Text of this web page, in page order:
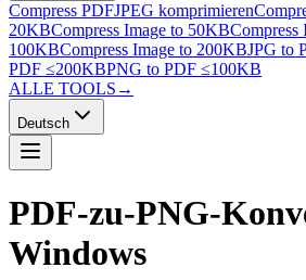
Compress PDFJPEG komprimieren
20KBCompress Image to 50KBCompress
100KBCompress Image to 200KBJPG to
PDF ≤200KBPNG to PDF ≤100KB
ALLE TOOLS →
Deutsch
PDF-zu-PNG-
Windows